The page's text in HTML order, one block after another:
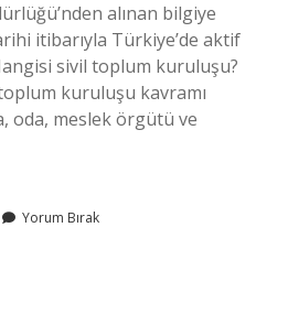
alınan bilgiye
itibarıyla Türkiye’de aktif
sivil toplum kuruluşu?
kuruluşu kavramı
oda, meslek örgütü ve
Yorum Bırak